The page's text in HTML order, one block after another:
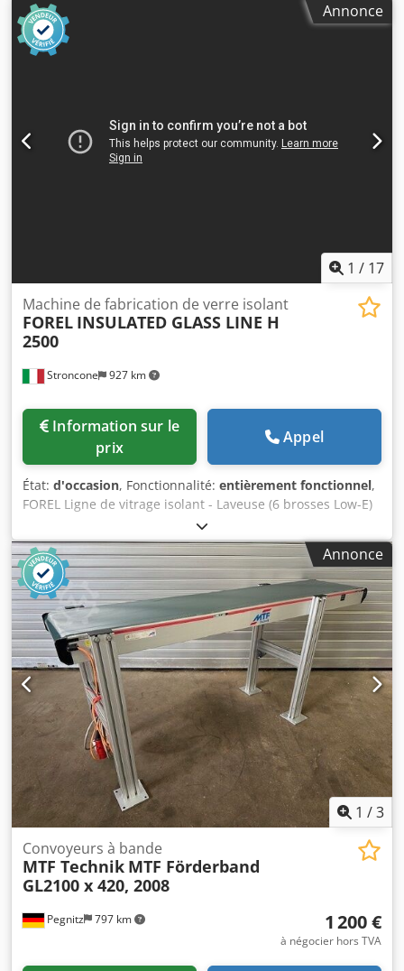
Annonce
1 / 17
Stroncone 927 km
Machine de fabrication de verre isolant
FOREL INSULATED GLASS LINE H
2500
prix
Appel
État: d'occasion, Fonctionnalité: entièrement fonctionnel,
FOREL Ligne de vitrage isolant - Laveuse (6 brosses Low-E)
FOREL VW2500 (2009) Djdpfx Abjy If Ayexsck Hauteur max.
2500 mm Dimensions min. 310x160 mm Épaisseur 3-40
mm - Scanner LISEC (2014) - Presse à gaz FOREL APG 250
(2009) Dimensions max. 2500x4500 mm Dimensions min.
190x320 mm Ouverture manuelle max. 69 mm Sens de
travail : de droite à gauche
Annonce
1 /3
Pegnitz 797 km
Convoyeurs à bande
MTF Technik MTF Förderband
GL2100 x 420, 2008
1 200 €
à négocier hors TVA